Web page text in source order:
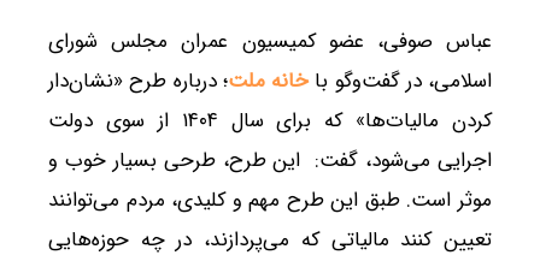
عباس صوفی، عضو کمیسیون عمران مجلس شورای
اسلامی، در گفت‌وگو با خانه ملت؛ درباره طرح «نشان‌دار
کردن مالیات‌ها» که برای سال ۱۴۰۴ از سوی دولت
اجرایی می‌شود، گفت: این طرح، طرحی بسیار خوب و
موثر است. طبق این طرح مهم و کلیدی، مردم می‌توانند
تعیین کنند مالیاتی که می‌پردازند، در چه حوزه‌هایی